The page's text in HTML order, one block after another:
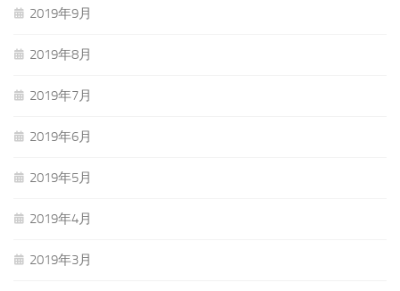
2019年9月
2019年8月
2019年7月
2019年6月
2019年5月
2019年4月
2019年3月